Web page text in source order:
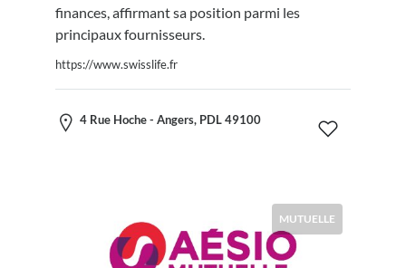
finances, affirmant sa position parmi les
principaux fournisseurs.
https://www.swisslife.fr
4 Rue Hoche - Angers, PDL 49100
MUTUELLE